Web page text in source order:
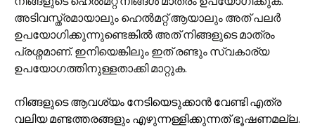
അടിവസ്ത്രമായാലും ഹെൽമറ്റ് ആയാലും അത് പലർ
ഉപയോഗിക്കുന്നുണ്ടെങ്കിൽ അത് നിങ്ങളുടെ മാത്രം
പ്രശ്നമാണ്. ഇനിയെങ്കിലും ഇത് രണ്ടും സ്വകാര്യ
ഉപയോഗത്തിനുള്ളതാക്കി മാറ്റുക.
നിങ്ങളുടെ ആവശ്യം നേടിയെടുക്കാൻ വേണ്ടി എത്ര
വലിയ മണ്ടത്തരങ്ങളും എഴുന്നള്ളിക്കുന്നത് ഭൂഷണമല്ല.